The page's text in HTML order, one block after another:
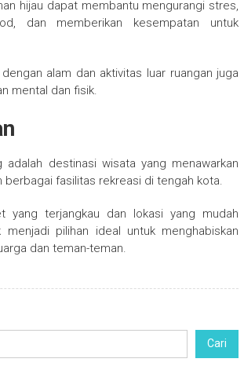
hijau dapat membantu mengurangi stres,
dan memberikan kesempatan untuk
alam dan aktivitas luar ruangan juga
mental dan fisik.
adalah destinasi wisata yang menawarkan
berbagai fasilitas rekreasi di tengah kota.
yang terjangkau dan lokasi yang mudah
menjadi pilihan ideal untuk menghabiskan
dan teman-teman.
Cari